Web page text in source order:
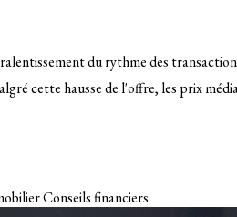
du rythme des
cette hausse de l'offre, les prix
Conseils financiers